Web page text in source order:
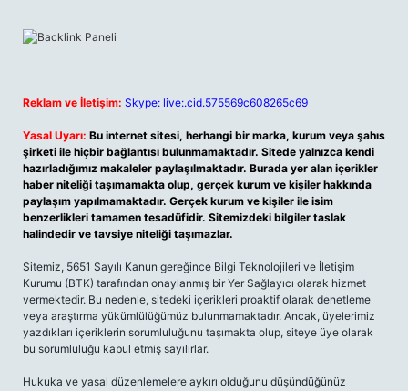
Reklam ve İletişim: Skype: live:.cid.575569c608265c69
Yasal Uyarı: Bu internet sitesi, herhangi bir marka, kurum veya şahıs
şirketi ile hiçbir bağlantısı bulunmamaktadır. Sitede yalnızca kendi
hazırladığımız makaleler paylaşılmaktadır. Burada yer alan içerikler
haber niteliği taşımamakta olup, gerçek kurum ve kişiler hakkında
paylaşım yapılmamaktadır. Gerçek kurum ve kişiler ile isim
benzerlikleri tamamen tesadüfidir. Sitemizdeki bilgiler taslak
halindedir ve tavsiye niteliği taşımazlar.
Sitemiz, 5651 Sayılı Kanun gereğince Bilgi Teknolojileri ve İletişim
Kurumu (BTK) tarafından onaylanmış bir Yer Sağlayıcı olarak hizmet
vermektedir. Bu nedenle, sitedeki içerikleri proaktif olarak denetleme
veya araştırma yükümlülüğümüz bulunmamaktadır. Ancak, üyelerimiz
yazdıkları içeriklerin sorumluluğunu taşımakta olup, siteye üye olarak
bu sorumluluğu kabul etmiş sayılırlar.
Hukuka ve yasal düzenlemelere aykırı olduğunu düşündüğünüz